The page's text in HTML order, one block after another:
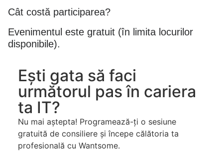
Cât costă participarea?
Evenimentul este gratuit (în limita locurilor
disponibile).
Ești gata să faci
următorul pas în cariera
ta IT?
Nu mai aștepta! Programează-ți o sesiune
gratuită de consiliere și începe călătoria ta
profesională cu Wantsome.